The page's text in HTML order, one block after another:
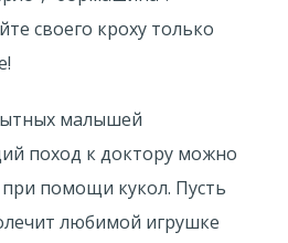
своего кроху только
малышей
поход к доктору можно
помощи кукол. Пусть
любимой игрушке